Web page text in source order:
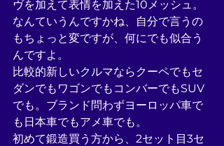
ヴを加えて表情を加えた10メッシュ。
なんていうんですかね、自分で言うの
もちょっと変ですが、何にでも似合う
んですよ。
比較的新しいクルマならクーペでもセ
ダンでもワゴンでもコンバーでもSUV
でも。ブランド問わずヨーロッパ車で
も日本車でもアメ車でも。
初めて鍛造買う方から、2セット目3セ